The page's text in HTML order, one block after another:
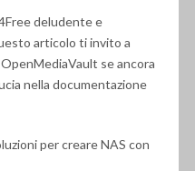
deludente e
articolo ti invito a
se ancora
nella documentazione
per creare NAS con